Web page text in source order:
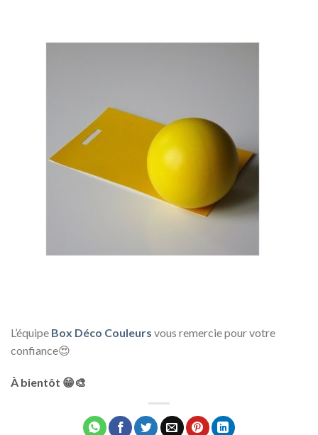
L’équipe Box Déco Couleurs vous remercie pour votre
confiance😍
À bientôt 😁🎨